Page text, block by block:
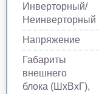
Инверторный/
Неинверторный
Напряжение
Габариты
внешнего
блока (ШхВхГ),